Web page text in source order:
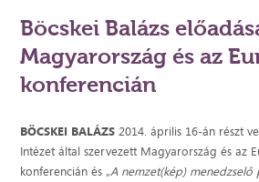
Böcskei Balázs
Magyarország és az
konferencián
BÖCSKEI BALÁZS 2014. április 16-án részt
Intézet által szervezett Magyarország és az
konferencián és „A nemzet(kép) menedzselő